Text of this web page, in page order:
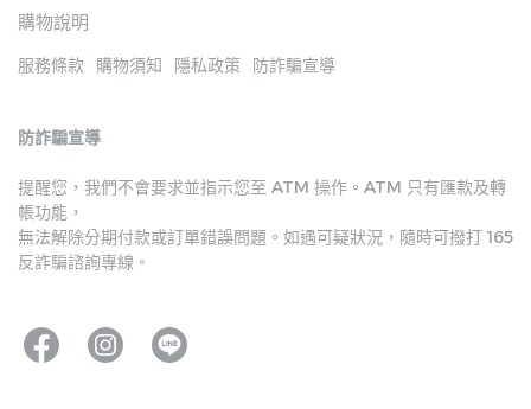
購物說明
服務條款 購物須知 隱私政策 防詐騙宣導
防詐騙宣導
提醒您，我們不會要求並指示您至 ATM 操作。ATM 只有匯款及轉
帳功能，
無法解除分期付款或訂單錯誤問題。如遇可疑狀況，隨時可撥打 165
反詐騙諮詢專線。